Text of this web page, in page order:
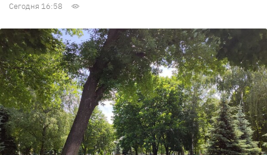
Сегодня 16:58